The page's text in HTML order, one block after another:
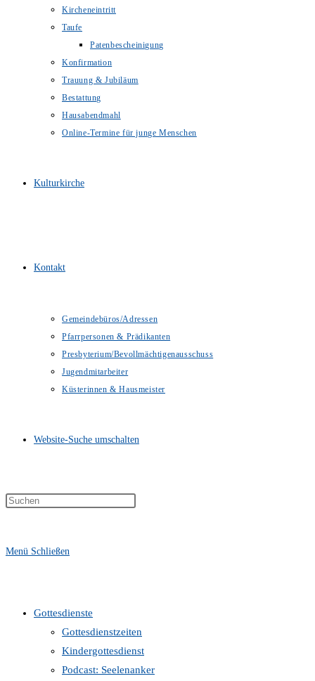
Kircheneintritt
Taufe
Patenbescheinigung
Konfirmation
Trauung & Jubiläum
Bestattung
Hausabendmahl
Online-Termine für junge Menschen
Kulturkirche
Kontakt
Gemeindebüros/Adressen
Pfarrpersonen & Prädikanten
Presbyterium/Bevollmächtigenausschuss
Jugendmitarbeiter
Küsterinnen & Hausmeister
Website-Suche umschalten
Menü Schließen
Gottesdienste
Gottesdienstzeiten
Kindergottesdienst
Podcast: Seelenanker